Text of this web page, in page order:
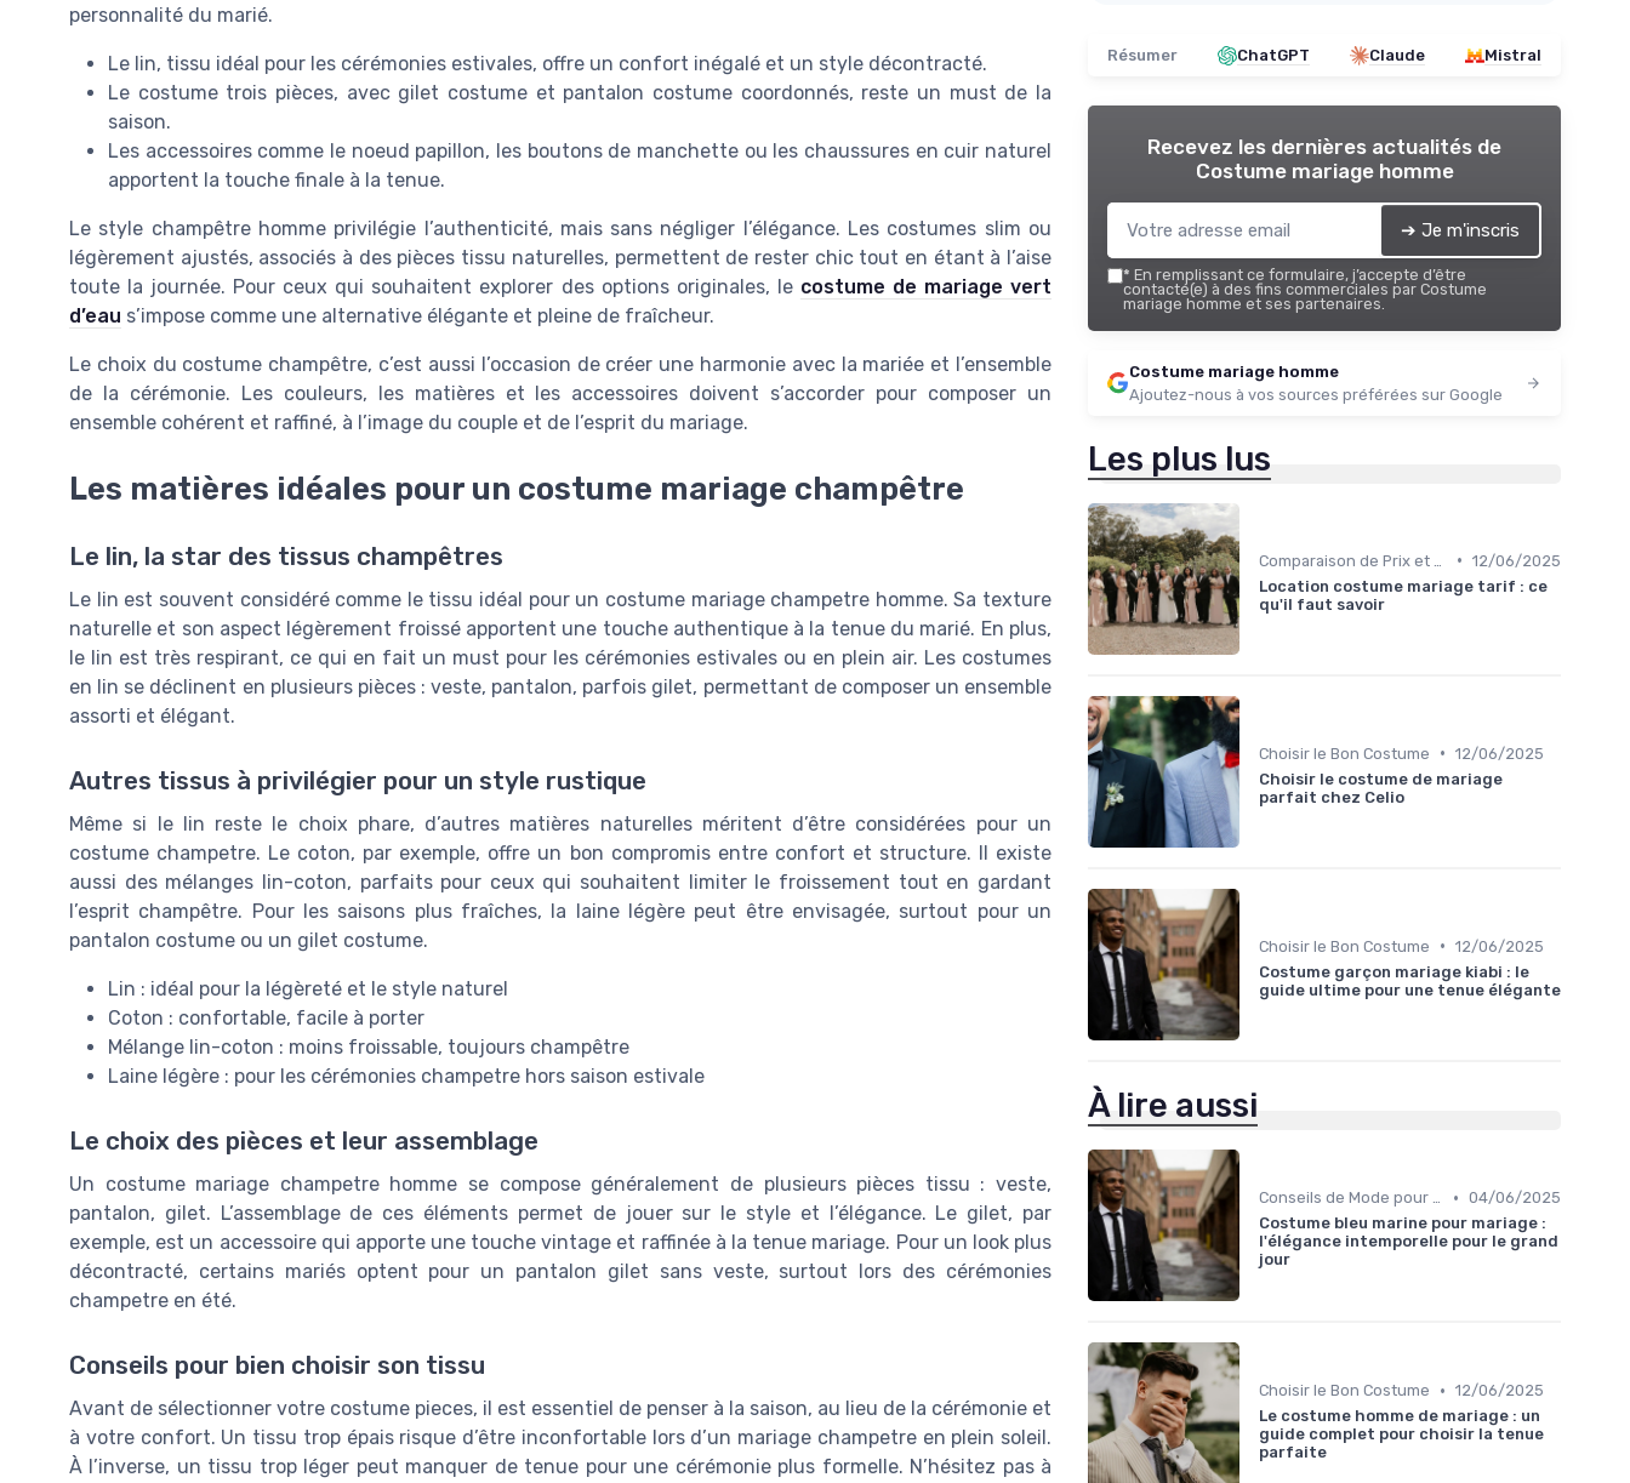
personnalité du marié.
Le lin, tissu idéal pour les cérémonies estivales, offre un confort inégalé et un style décontracté.
Le costume trois pièces, avec gilet costume et pantalon costume coordonnés, reste un must de la
saison.
Les accessoires comme le noeud papillon, les boutons de manchette ou les chaussures en cuir naturel
apportent la touche finale à la tenue.
Le style champêtre homme privilégie l’authenticité, mais sans négliger l’élégance. Les costumes slim ou
légèrement ajustés, associés à des pièces tissu naturelles, permettent de rester chic tout en étant à l’aise
toute la journée. Pour ceux qui souhaitent explorer des options originales, le costume de mariage vert
d’eau s’impose comme une alternative élégante et pleine de fraîcheur.
Le choix du costume champêtre, c’est aussi l’occasion de créer une harmonie avec la mariée et l’ensemble
de la cérémonie. Les couleurs, les matières et les accessoires doivent s’accorder pour composer un
ensemble cohérent et raffiné, à l’image du couple et de l’esprit du mariage.
Les matières idéales pour un costume mariage champêtre
Le lin, la star des tissus champêtres
Le lin est souvent considéré comme le tissu idéal pour un costume mariage champetre homme. Sa texture
naturelle et son aspect légèrement froissé apportent une touche authentique à la tenue du marié. En plus,
le lin est très respirant, ce qui en fait un must pour les cérémonies estivales ou en plein air. Les costumes
en lin se déclinent en plusieurs pièces : veste, pantalon, parfois gilet, permettant de composer un ensemble
assorti et élégant.
Autres tissus à privilégier pour un style rustique
Même si le lin reste le choix phare, d’autres matières naturelles méritent d’être considérées pour un
costume champetre. Le coton, par exemple, offre un bon compromis entre confort et structure. Il existe
aussi des mélanges lin-coton, parfaits pour ceux qui souhaitent limiter le froissement tout en gardant
l’esprit champêtre. Pour les saisons plus fraîches, la laine légère peut être envisagée, surtout pour un
pantalon costume ou un gilet costume.
Lin : idéal pour la légèreté et le style naturel
Coton : confortable, facile à porter
Mélange lin-coton : moins froissable, toujours champêtre
Laine légère : pour les cérémonies champetre hors saison estivale
Le choix des pièces et leur assemblage
Un costume mariage champetre homme se compose généralement de plusieurs pièces tissu : veste,
pantalon, gilet. L’assemblage de ces éléments permet de jouer sur le style et l’élégance. Le gilet, par
exemple, est un accessoire qui apporte une touche vintage et raffinée à la tenue mariage. Pour un look plus
décontracté, certains mariés optent pour un pantalon gilet sans veste, surtout lors des cérémonies
champetre en été.
Conseils pour bien choisir son tissu
Avant de sélectionner votre costume pieces, il est essentiel de penser à la saison, au lieu de la cérémonie et
à votre confort. Un tissu trop épais risque d’être inconfortable lors d’un mariage champetre en plein soleil.
À l’inverse, un tissu trop léger peut manquer de tenue pour une cérémonie plus formelle. N’hésitez pas à
Résumer ChatGPT Claude Mistral
Recevez les dernières actualités de
Costume mariage homme
➔ Je m'inscris
* En remplissant ce formulaire, j’accepte d’être
contacté(e) à des fins commerciales par Costume
mariage homme et ses partenaires.
Costume mariage homme
Ajoutez-nous à vos sources préférées sur Google
Les plus lus
• 12/06/2025
Location costume mariage tarif : ce
qu'il faut savoir
Choisir le Bon Costume • 12/06/2025
Choisir le costume de mariage
parfait chez Celio
Choisir le Bon Costume • 12/06/2025
Costume garçon mariage kiabi : le
guide ultime pour une tenue élégante
À lire aussi
Conseils de Mode pour le Marié • 04/06/2025
Costume bleu marine pour mariage :
l'élégance intemporelle pour le grand
jour
Choisir le Bon Costume • 12/06/2025
Le costume homme de mariage : un
guide complet pour choisir la tenue
parfaite